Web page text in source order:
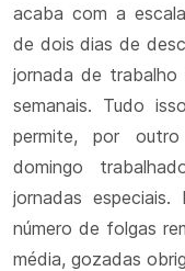
acaba com a
de dois dias de
jornada de
semanais. Tudo
permite, por
domingo
jornadas
número de folgas
média, gozadas